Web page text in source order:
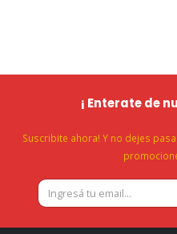
¡ Enterate de
Suscribite ahora! Y no dejes